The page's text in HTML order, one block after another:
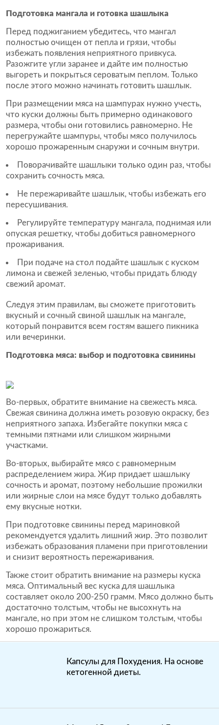
Подготовка мангала и готовка шашлыка
Перед поджиганием убедитесь, что мангал
полностью очищен от пепла и грязи, чтобы
избежать появления неприятного привкуса.
Разожгите угли заранее и дайте им полностью
выгореть и покрыться сероватым пеплом. Только
после этого можно начинать готовить шашлык.
При размещении мяса на шампурах нужно учесть,
что куски должны быть примерно одинакового
размера, чтобы они готовились равномерно. Не
перегружайте шампуры, чтобы мясо получилось
хорошо прожаренным снаружи и сочным внутри.
Поворачивайте шашлыки только один раз, чтобы
сохранить сочность мяса.
Не пережаривайте шашлык, чтобы избежать его
пересушивания.
Регулируйте температуру мангала, поднимая или
опуская решетку, чтобы добиться равномерного
прожаривания.
При подаче на стол подайте шашлык с куском
лимона и свежей зеленью, чтобы придать блюду
свежий аромат.
Следуя этим правилам, вы сможете приготовить
вкусный и сочный свиной шашлык на мангале,
который понравится всем гостям вашего пикника
или вечеринки.
Подготовка мяса: выбор и подготовка свинины
Во-первых, обратите внимание на свежесть мяса.
Свежая свинина должна иметь розовую окраску, без
неприятного запаха. Избегайте покупки мяса с
темными пятнами или слишком жирными
участками.
Во-вторых, выбирайте мясо с равномерным
распределением жира. Жир придает шашлыку
сочность и аромат, поэтому небольшие прожилки
или жирные слои на мясе будут только добавлять
ему вкусные нотки.
При подготовке свинины перед мариновкой
рекомендуется удалить лишний жир. Это позволит
избежать образования пламени при приготовлении
и снизит вероятность пережаривания.
Также стоит обратить внимание на размеры куска
мяса. Оптимальный вес куска для шашлыка
составляет около 200-250 грамм. Мясо должно быть
достаточно толстым, чтобы не высохнуть на
мангале, но при этом не слишком толстым, чтобы
хорошо прожариться.
Капсулы для Похудения. На основе
кетогенной диеты.